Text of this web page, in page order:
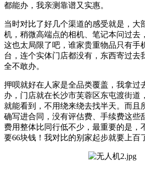
都能办，我亲测靠谱又实惠。
当时对比了好几个渠道的感受就是，大
机，稍微高端点的相机、笔记本问过去
这也太局限了吧，谁家贵重物品只有手
台，连个实体门店都没有，东西寄过去
全不敢办。
押呗就好在人家是全品类覆盖，我拿过
办，门店就在长沙市芙蓉区东屯渡街道
就能看到，不用绕来绕去找半天。而且
确写进合同，没有评估费、手续费这些
费用整体比同行低不少，最重要的是，
要66块钱！我对比的别家起步就要上百